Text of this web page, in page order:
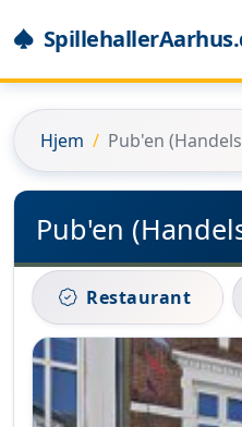
Hjem Pub'en
Pub'en
Restaurant